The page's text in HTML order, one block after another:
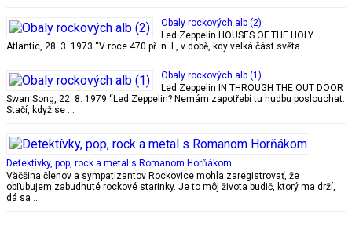
Obaly rockových alb (2)
Led Zeppelin HOUSES OF THE HOLY
Atlantic, 28. 3. 1973 “V roce 470 př. n. l., v době, kdy velká část světa …
Obaly rockových alb (1)
Led Zeppelin IN THROUGH THE OUT DOOR
Swan Song, 22. 8. 1979 “Led Zeppelin? Nemám zapotřebí tu hudbu poslouchat.
Stačí, když se …
Detektívky, pop, rock a metal s Romanom Horňákom
Väčšina členov a sympatizantov Rockovice mohla zaregistrovať, že
obľubujem zabudnuté rockové starinky. Je to môj života budič, ktorý ma drží,
dá sa …